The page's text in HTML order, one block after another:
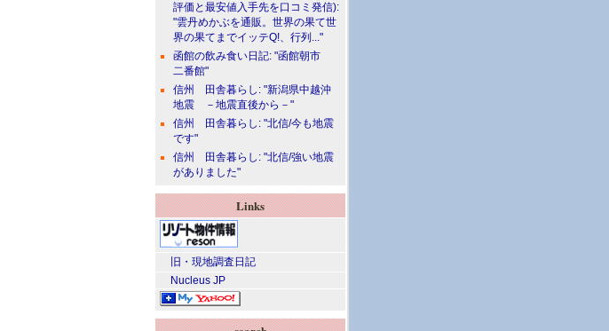
評価と最安値入手先を口コミ発信):
"雲丹めかぶを通販。世界の果て世
界の果てまでイッテQ!、行列..."
函館の飲み食い日記: "函館朝市
二番館"
信州 田舎暮らし: "新潟県中越沖
地震 －地震直後から－"
信州 田舎暮らし: "北信/今も地震
です"
信州 田舎暮らし: "北信/強い地震
がありました"
Links
旧・現地調査日記
Nucleus JP